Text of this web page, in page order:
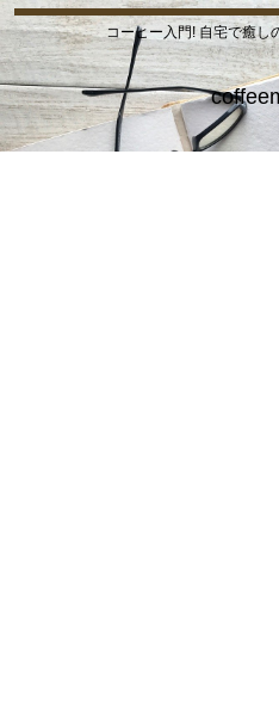
コーヒー入門! 自宅で癒し